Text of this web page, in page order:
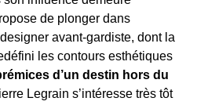
de plonger dans
avant-gardiste, dont la
les contours esthétiques
d’un destin hors du
Legrain s’intéresse très tôt